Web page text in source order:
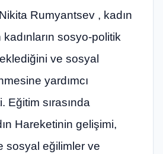
Rumyantsev , kadın
sosyo-politik
ve sosyal
yardımcı
Eğitim sırasında
Hareketinin gelişimi,
sosyal eğilimler ve